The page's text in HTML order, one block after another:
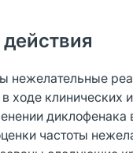
нежелательные
ходе клинических
диклофенака
частоты